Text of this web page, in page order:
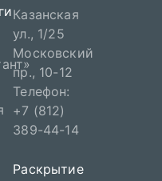
Казанская
ул., 1/25
Московский
пр., 10-12
Телефон:
+7 (812)
389-44-14
Раскрытие